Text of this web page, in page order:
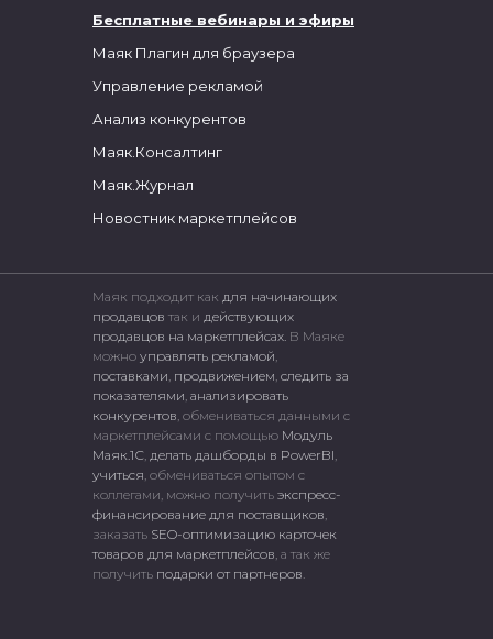
Бесплатные вебинары и эфиры
Маяк Плагин для браузера
Управление рекламой
Анализ конкурентов
Маяк.Консалтинг
Маяк.Журнал
Новостник маркетплейсов
Маяк подходит как для начинающих
продавцов так и действующих
продавцов на маркетплейсах. В Маяке
можно управлять рекламой,
поставками, продвижением, следить за
показателями, анализировать
конкурентов, обмениваться данными с
маркетплейсами c помощью Модуль
Маяк.1С, делать дашборды в PowerBI,
учиться, обмениваться опытом с
коллегами, можно получить экспресс-
финансирование для поставщиков,
заказать SEO-оптимизацию карточек
товаров для маркетплейсов, а так же
получить подарки от партнеров.